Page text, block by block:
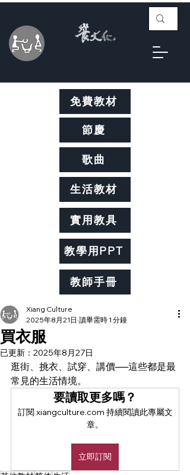
免費教材
實用教具
節慶
生活教材
歌曲
教學用PPT
教師手冊
買衣服
Xiang Culture
2025年8月21日 讀畢需時 1 分鐘
已更新： 2025年8月27日
逛街、挑衣、試穿、講價──這些都是最
常見的生活情境。
要讀取更多嗎？
訂閱 xiangculture.com 持續閱讀此專屬文
章。
立即訂閱